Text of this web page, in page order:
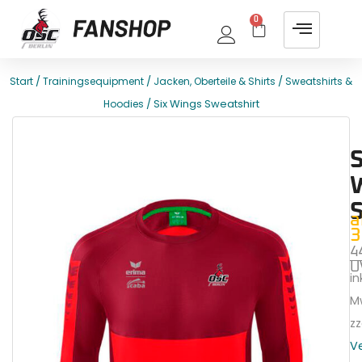
0
Start /Trainingsequipment / Jacken, Oberteile & Shirts /Sweatshirts &
Hoodies / Six Wings Sweatshirt